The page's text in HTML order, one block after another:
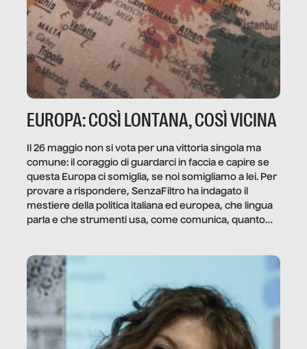
EUROPA: COSÌ LONTANA, COSÌ VICINA
Il 26 maggio non si vota per una vittoria singola ma
comune: il coraggio di guardarci in faccia e capire se
questa Europa ci somiglia, se noi somigliamo a lei. Per
provare a rispondere, SenzaFiltro ha indagato il
mestiere della politica italiana ed europea, che lingua
parla e che strumenti usa, come comunica, quanto